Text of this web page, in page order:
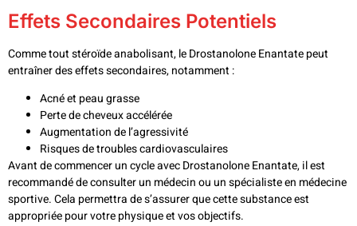
Effets Secondaires Potentiels
Comme tout stéroïde anabolisant, le Drostanolone Enantate peut
entraîner des effets secondaires, notamment :
Acné et peau grasse
Perte de cheveux accélérée
Augmentation de l’agressivité
Risques de troubles cardiovasculaires
Avant de commencer un cycle avec Drostanolone Enantate, il est
recommandé de consulter un médecin ou un spécialiste en médecine
sportive. Cela permettra de s’assurer que cette substance est
appropriée pour votre physique et vos objectifs.